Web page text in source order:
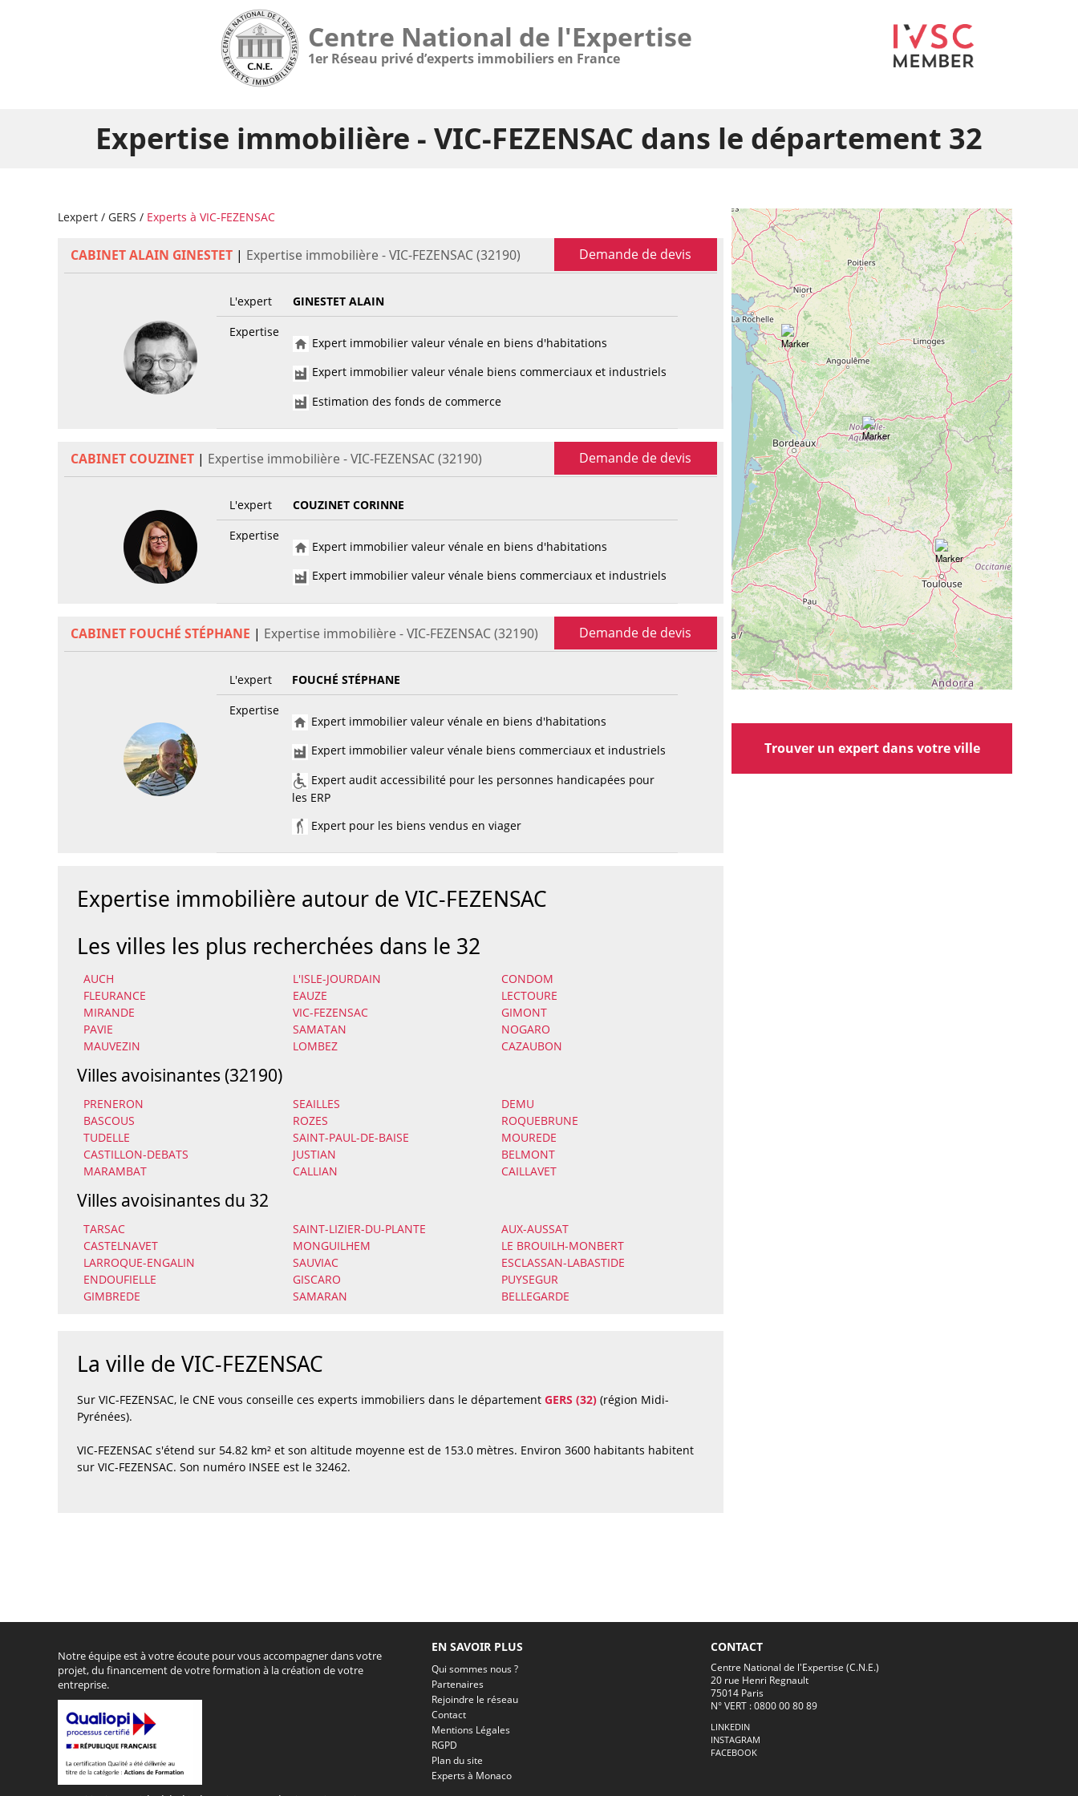
Centre National de l'Expertise
1er Réseau privé d’experts immobiliers en France
Expertise immobilière - VIC-FEZENSAC dans le département 32
Lexpert / GERS / Experts à VIC-FEZENSAC
CABINET ALAIN GINESTET | Expertise immobilière - VIC-FEZENSAC (32190) Demande de devis
L'expert
GINESTET ALAIN
Expertise
Expert immobilier valeur vénale en biens d'habitations
Expert immobilier valeur vénale biens commerciaux et industriels
Estimation des fonds de commerce
CABINET COUZINET | Expertise immobilière - VIC-FEZENSAC (32190) Demande de devis
L'expert
COUZINET CORINNE
Expertise
Expert immobilier valeur vénale en biens d'habitations
Expert immobilier valeur vénale biens commerciaux et industriels
CABINET FOUCHÉ STÉPHANE | Expertise immobilière - VIC-FEZENSAC (32190) Demande de devis
L'expert
FOUCHÉ STÉPHANE
Expertise
Expert immobilier valeur vénale en biens d'habitations
Expert immobilier valeur vénale biens commerciaux et industriels
Expert audit accessibilité pour les personnes handicapées pour
les ERP
Expert pour les biens vendus en viager
Expertise immobilière autour de VIC-FEZENSAC
Les villes les plus recherchées dans le 32
AUCH L'ISLE-JOURDAIN
CONDOM
FLEURANCE
EAUZE
LECTOURE
MIRANDE
VIC-FEZENSAC
GIMONT
PAVIE
SAMATAN
NOGARO
MAUVEZIN
LOMBEZ CAZAUBON
Villes avoisinantes (32190)
PRENERON SEAILLES
DEMU
BASCOUS
ROZES
ROQUEBRUNE
TUDELLE
SAINT-PAUL-DE-BAISE
MOUREDE
CASTILLON-DEBATS
JUSTIAN
BELMONT
MARAMBAT
CALLIAN CAILLAVET
Villes avoisinantes du 32
TARSAC SAINT-LIZIER-DU-PLANTE
AUX-AUSSAT
CASTELNAVET
MONGUILHEM
LE BROUILH-MONBERT
LARROQUE-ENGALIN
SAUVIAC
ESCLASSAN-LABASTIDE
ENDOUFIELLE
GISCARO
PUYSEGUR
GIMBREDE
SAMARAN BELLEGARDE
La ville de VIC-FEZENSAC
Sur VIC-FEZENSAC, le CNE vous conseille ces experts immobiliers dans le département GERS (32) (région Midi-
Pyrénées).
VIC-FEZENSAC s'étend sur 54.82 km² et son altitude moyenne est de 153.0 mètres. Environ 3600 habitants habitent
sur VIC-FEZENSAC. Son numéro INSEE est le 32462.
Trouver un expert dans votre ville
Notre équipe est à votre écoute pour vous accompagner dans votre
projet, du financement de votre formation à la création de votre
entreprise.
EN SAVOIR PLUS
Qui sommes nous ?
Partenaires
Rejoindre le réseau
Contact
Mentions Légales
RGPD
Plan du site
Experts à Monaco
CONTACT
Centre National de l'Expertise (C.N.E.)
20 rue Henri Regnault
75014 Paris
N° VERT : 0800 00 80 89
LINKEDIN
INSTAGRAM
FACEBOOK